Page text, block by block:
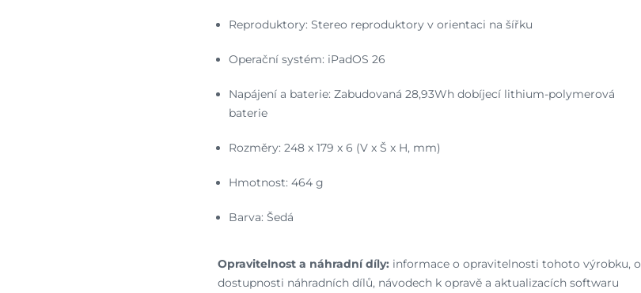
Reproduktory: Stereo reproduktory v orientaci na šířku
Operační systém: iPadOS 26
Napájení a baterie: Zabudovaná 28,93Wh dobíjecí lithium-polymerová
baterie
Rozměry: 248 x 179 x 6 (V x Š x H, mm)
Hmotnost: 464 g
Barva: Šedá
Opravitelnost a náhradní díly: informace o opravitelnosti tohoto výrobku, o
dostupnosti náhradních dílů, návodech k opravě a aktualizacích softwaru